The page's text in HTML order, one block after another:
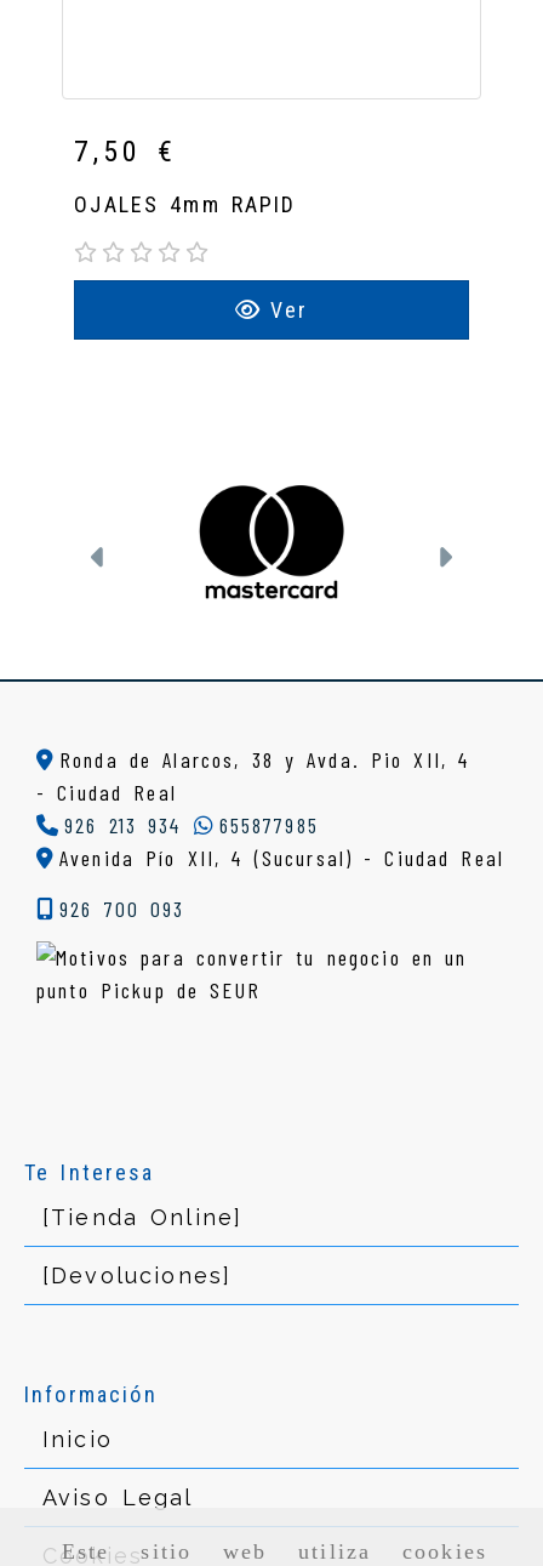
Este sitio web utiliza cookies
7,50 €
OJALES 4mm RAPID
Ver
Anterior
Ronda de Alarcos, 38 y Avda. Pio XII, 4
-Ciudad Real
926 213 934
655877985
Avenida Pío XII, 4 (Sucursal) - Ciudad Real
926 700 093
Te Interesa
[Tienda Online]
[Devoluciones]
Información
Inicio
Aviso Legal
Cookies